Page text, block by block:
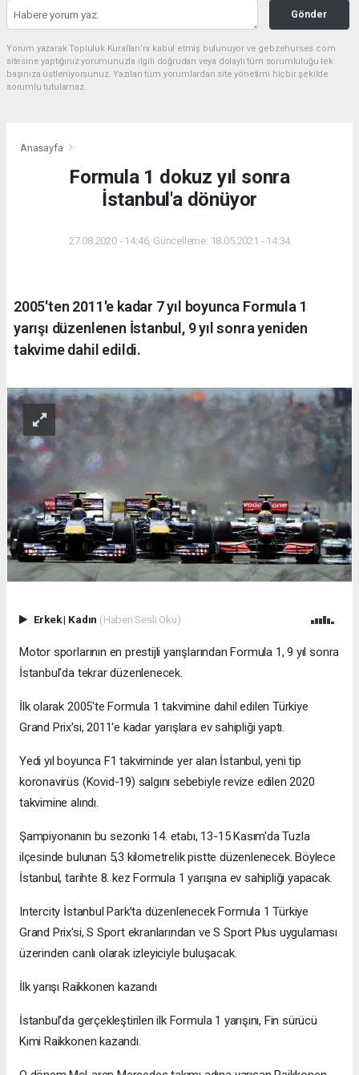
Gönder
Yorum yazarak Topluluk Kuralları’nı kabul etmiş bulunuyor ve gebzehurses.com
sitesine yaptığınız yorumunuzla ilgili doğrudan veya dolaylı tüm sorumluluğu tek
başınıza üstleniyorsunuz. Yazılan tüm yorumlardan site yönetimi hiçbir şekilde
sorumlu tutulamaz.
Anasayfa
Formula 1 dokuz yıl sonra
İstanbul'a dönüyor
27.08.2020 - 14:46, Güncelleme: 18.05.2021 - 14:34
2005'ten 2011'e kadar 7 yıl boyunca Formula 1
yarışı düzenlenen İstanbul, 9 yıl sonra yeniden
takvime dahil edildi.
Erkek| Kadın (Haberi Sesli Oku)
Motor sporlarının en prestijli yarışlarından Formula 1, 9 yıl sonra
İstanbul'da tekrar düzenlenecek.
İlk olarak 2005'te Formula 1 takvimine dahil edilen Türkiye
Grand Prix'si, 2011'e kadar yarışlara ev sahipliği yaptı.
Yedi yıl boyunca F1 takviminde yer alan İstanbul, yeni tip
koronavirüs (Kovid-19) salgını sebebiyle revize edilen 2020
takvimine alındı.
Şampiyonanın bu sezonki 14. etabı, 13-15 Kasım'da Tuzla
ilçesinde bulunan 5,3 kilometrelik pistte düzenlenecek. Böylece
İstanbul, tarihte 8. kez Formula 1 yarışına ev sahipliği yapacak.
Intercity İstanbul Park’ta düzenlenecek Formula 1 Türkiye
Grand Prix'si, S Sport ekranlarından ve S Sport Plus uygulaması
üzerinden canlı olarak izleyiciyle buluşacak.
İlk yarışı Raikkonen kazandı
İstanbul'da gerçekleştirilen ilk Formula 1 yarışını, Fin sürücü
Kimi Raikkonen kazandı.